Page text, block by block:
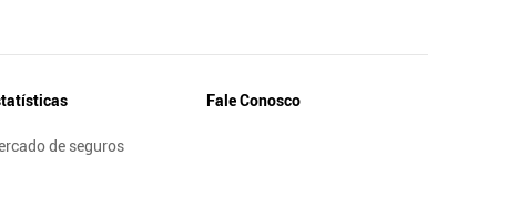
de seguros
Fale Conosco